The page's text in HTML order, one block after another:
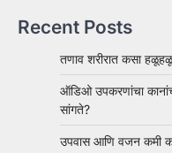
Recent Posts
तणाव शरीरात कसा
ऑडिओ उपकरणांचा
सांगते?
उपवास आणि वजन कमी